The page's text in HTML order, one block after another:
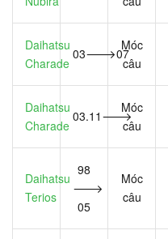
Daihatsu
Charade
03🡒07
Móc
câu
Daihatsu
Charade
03.11🡒
Móc
câu
Daihatsu
Terios
98
🡒
05
Móc
câu